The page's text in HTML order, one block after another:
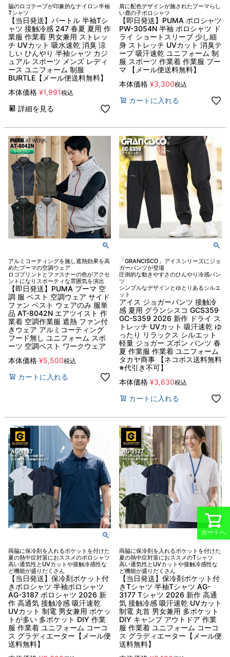
脇のロゴテープが印象的なナイロン半袖
Tシャツ
【当日発送】バートル 半袖Tシ
ャツ 接触冷感 247 春夏 夏用 作
業服 作業着 男女兼用 ストレッ
チ UVカット 吸水速乾 消臭 涼
しい ひんやり 半袖シャツ カジ
ュアル スポーツ メンズ レディ
ース ユニフォーム 制服
BURTLE【メール便送料無料】
本体価格 ¥1,991税込
詳細を見る
肩に配色デザインが施されたプーマらし
い鹿の子ポロシャツ
【即日発送】PUMA ポロシャツ
PW-3054N 半袖 ポロシャツ ド
ライ ショートスリーブ 少し細
身 ストレッチ UVカット 消臭テ
ープ 吸汗速乾 ユニフォーム 制
服 スポーツ 作業着 作業服 プー
マ 【メール便送料無料】
本体価格 ¥3,300税込
カートに入れる
アルミコーティングを施し遮熱効果を高
めたプーマの空調ウェア
ロゴプリントとファスナーの色がアクセ
ントになりスポーティな雰囲気を演出
【即日発送】PUMA プーマ 空
調 服 ベスト 空調ウェア サイド
ファン ベスト ウェアのみ 服単
品 AT-8042N エアツイスト 作
業着 空調作業服 遮熱 ファン付
きウェア アルミコーティング
フード無し ユニフォーム スポ
ーツ 空調ベスト ワークウェア
本体価格 ¥5,500税込
カートに入れる
「GRANCISCO」アイスシリーズにジョ
ガーパンツが登場
圧倒的な動きやすさのひんやり冷感パン
ツ
シンプルなデザインとゆとりあるシルエ
ット
アイス ジョガーパンツ 接触冷
感 夏用 グランシスコ GCS359
GC-S359 2026 新作 ドライ ス
トレッチ UVカット 吸汗速乾 ゆ
ったり リラックス シルエット
軽量 ジョガー ズボン パンツ 春
夏 作業服 作業着 ユニフォーム
タカヤ商事 【ネコポス送料無料
※代引き不可】
本体価格 ¥3,630税込
カートに入れる
両脇に保冷剤を入れるポケットを付けた
夏の熱中症対策におススメのポロシャツ
高い通気性とUVカットや接触冷感性な
ど機能が盛りだくさん
【当日発送】保冷剤ポケット付
きポロシャツ 半袖ポロシャツ
AG-3187 ポロシャツ 2026 新
作 高通気 接触冷感 吸汗速乾
UVカット 制電 男女兼用 ポケッ
トが多い 多ポケット DIY 作業
服 作業着 ユニフォーム コーコ
ス グラディエーター【メール便
送料無料】
両脇に保冷剤を入れるポケットを付けた
夏の熱中症対策におススメのTシャツ
高い通気性とUVカットや接触冷感性な
ど機能が盛りだくさん
【当日発送】保冷剤ポケット付
きTシャツ 半袖Tシャツ AG-
3177 Tシャツ 2026 新作 高通
気 接触冷感 吸汗速乾 UVカット
制電 丸首 男女兼用 多ポケット
DIY キャンプ アウトドア 作業
服 作業着 ユニフォーム コーコ
ス グラディエーター【メール便
送料無料】
カートへ